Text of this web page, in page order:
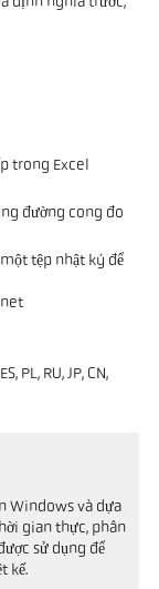
trong Excel
đường cong đo
tệp nhật ký để
PL, RU, JP, CN,
Windows và dựa
gian thực, phân
sử dụng để
kế.